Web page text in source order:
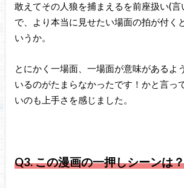
敢えてその人狼を捕まえるを前座扱い(言
で、より本当に見せたい場面の拍が付く
いうか。
とにかく一場面、一場面が意味があるよ
いるのがたまらなかったです！かと言っ
いのも上手さを感じました。
Q3. この漫画の一押しシーンは？